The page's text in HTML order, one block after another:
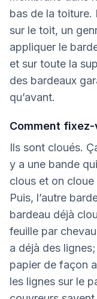
bas de la toiture.
sur le toit, un
appliquer le
et sur toute la
des bardeaux
qu’avant.
Comment
Ils sont cloués.
y a une bande
clous et on cloue
Puis, l’autre
bardeau déjà
feuille par
a déjà des
papier de façon
les lignes sur le